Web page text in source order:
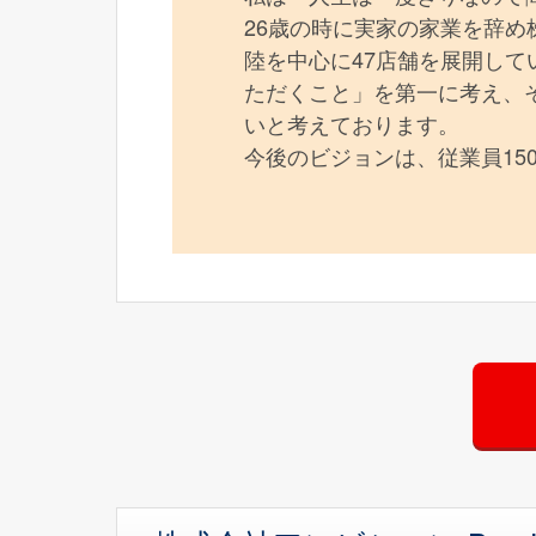
26歳の時に実家の家業を辞
陸を中心に47店舗を展開し
ただくこと」を第一に考え
いと考えております。
今後のビジョンは、従業員